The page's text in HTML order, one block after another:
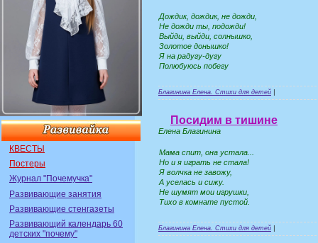
КВЕСТЫ
Постеры
Журнал "Почемучка"
Развивающие занятия
Развивающие стенгазеты
Развивающий календарь 60
детских "почему"
Дождик, дождик, не дожди,
Не дожди ты, подожди!
Выйди, выйди, солнышко,
Золотое донышко!
Я на радугу-дугу
Полюбуюсь побегу
Благинина Елена. Стихи для детей
Посидим в тишине
Елена Благинина
Мама спит, она устала...
Но и я играть не стала!
Я волчка не завожу,
А уселась и сижу.
Не шумят мои игрушки,
Тихо в комнате пустой.
Благинина Елена. Стихи для детей